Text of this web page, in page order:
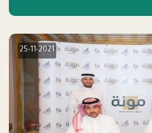
25-11-2021